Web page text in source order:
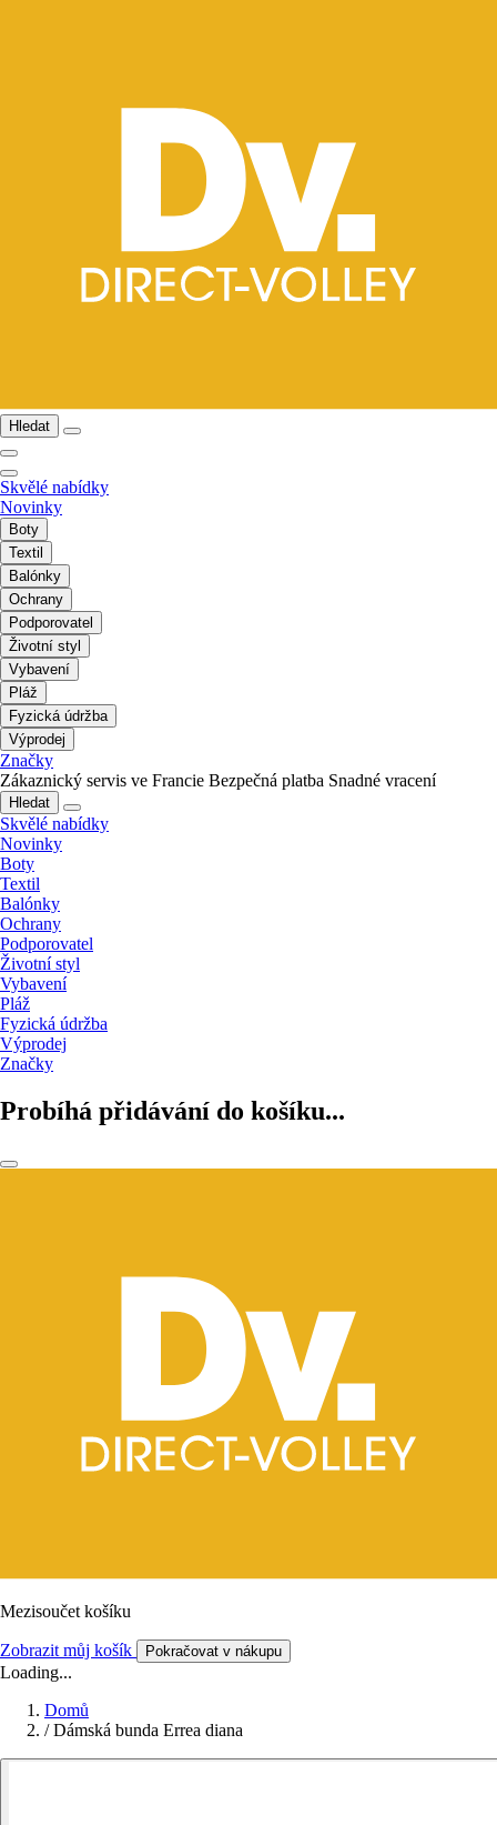
Hledat
Skvělé nabídky
Novinky
Boty
Textil
Balónky
Ochrany
Podporovatel
Životní styl
Vybavení
Pláž
Fyzická údržba
Výprodej
Značky
Zákaznický servis ve Francie Bezpečná platba Snadné vracení
Hledat
Skvělé nabídky
Novinky
Boty
Textil
Balónky
Ochrany
Podporovatel
Životní styl
Vybavení
Pláž
Fyzická údržba
Výprodej
Značky
Probíhá přidávání do košíku...
Mezisoučet košíku
Zobrazit můj košík Pokračovat v nákupu
Loading...
Domů
/ Dámská bunda Errea diana